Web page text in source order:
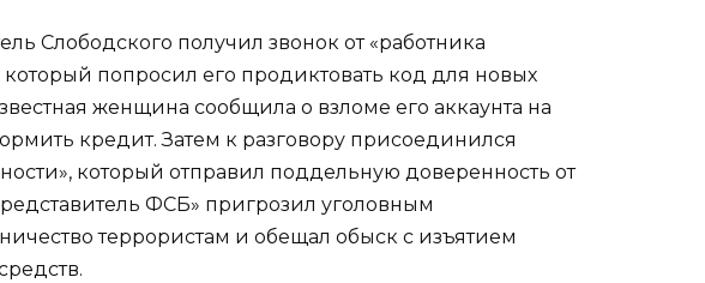
Слободского получил звонок от «работника
попросил его продиктовать код для новых
женщина сообщила о взломе его аккаунта на
кредит. Затем к разговору присоединился
который отправил поддельную доверенность от
ФСБ» пригрозил уголовным
террористам и обещал обыск с изъятием